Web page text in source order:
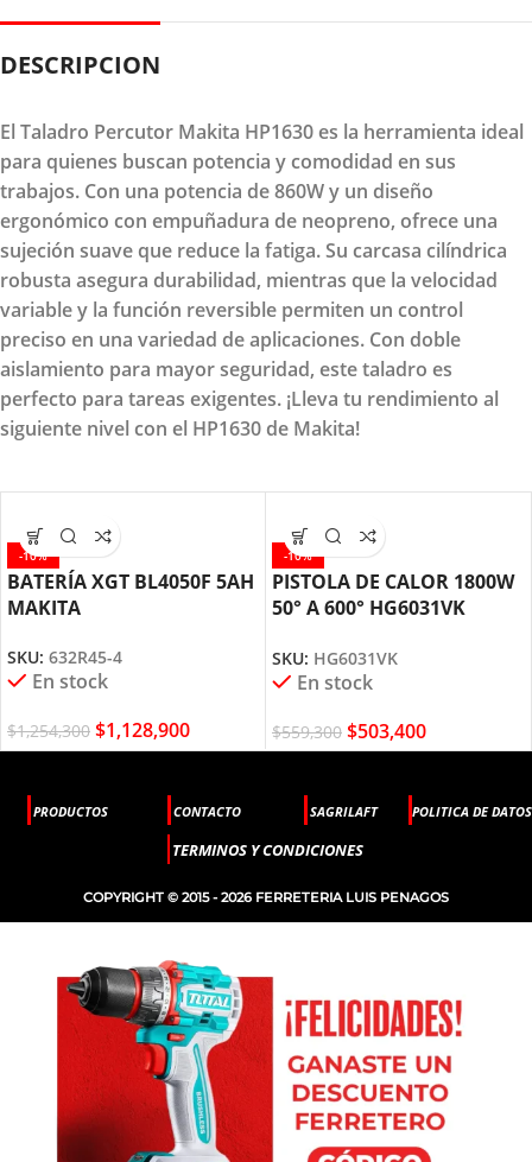
DESCRIPCION
El Taladro Percutor Makita HP1630 es la herramienta ideal
para quienes buscan potencia y comodidad en sus
trabajos. Con una potencia de 860W y un diseño
ergonómico con empuñadura de neopreno, ofrece una
sujeción suave que reduce la fatiga. Su carcasa cilíndrica
robusta asegura durabilidad, mientras que la velocidad
variable y la función reversible permiten un control
preciso en una variedad de aplicaciones. Con doble
aislamiento para mayor seguridad, este taladro es
perfecto para tareas exigentes. ¡Lleva tu rendimiento al
siguiente nivel con el HP1630 de Makita!
-10%
BATERÍA XGT BL4050F 5AH
MAKITA
SKU: 632R45-4
En stock
$1,254,300 $1,128,900
-10%
PISTOLA DE CALOR 1800W
50° A 600° HG6031VK
SKU: HG6031VK
En stock
$559,300 $503,400
PRODUCTOS CONTACTO SAGRILAFT POLITICA DE DATOS
TERMINOS Y CONDICIONES
COPYRIGHT © 2015 - 2026 FERRETERIA LUIS PENAGOS